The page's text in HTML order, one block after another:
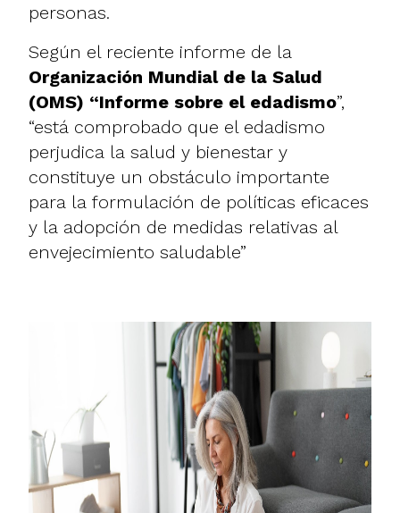
personas.
Según el reciente informe de la
Organización Mundial de la Salud
(OMS) “Informe sobre el edadismo”,
“está comprobado que el edadismo
perjudica la salud y bienestar y
constituye un obstáculo importante
para la formulación de políticas eficaces
y la adopción de medidas relativas al
envejecimiento saludable”